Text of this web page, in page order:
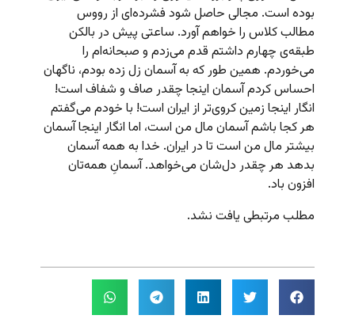
بوده است. مجالی حاصل شود فشرده‌ای از رووس
مطالب کلاس را خواهم آورد. ساعتی پیش در بالکن
طبقه‌ی چهارم داشتم قدم می‌زدم و صبحانه‌ام را
می‌خوردم. همین طور که به آسمان زل زده بودم، ناگهان
احساس کردم آسمان اینجا چقدر صاف و شفاف است!
انگار اینجا زمین کروی‌تر از ایران است! با خودم می‌گفتم
هر کجا باشم آسمان مال من است، اما انگار اینجا آسمان
بیشتر مال من است تا در ایران. خدا به همه آسمان
بدهد هر چقدر دل‌شان می‌خواهد. آسمانِ همه‌تان
افزون باد.
مطلب مرتبطی یافت نشد.